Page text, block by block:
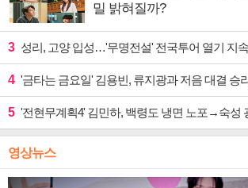
밀 밝혀질까?
3 성리, 고양 입성…'무명전설' 전국투어 열기 지속
4 '금타는 금요일' 김용빈, 류지광과 저음 대결 승
5 '전현무계획4' 김민하, 백령도 냉면 노포→숙성 광어초밥
영상뉴스